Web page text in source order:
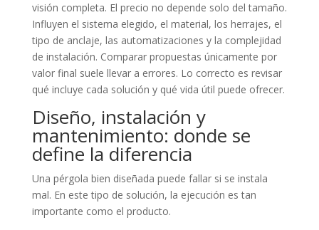
visión completa. El precio no depende solo del tamaño.
Influyen el sistema elegido, el material, los herrajes, el
tipo de anclaje, las automatizaciones y la complejidad
de instalación. Comparar propuestas únicamente por
valor final suele llevar a errores. Lo correcto es revisar
qué incluye cada solución y qué vida útil puede ofrecer.
Diseño, instalación y
mantenimiento: donde se
define la diferencia
Una pérgola bien diseñada puede fallar si se instala
mal. En este tipo de solución, la ejecución es tan
importante como el producto.